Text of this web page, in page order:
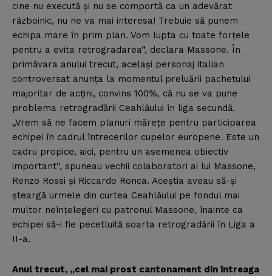
cine nu execută şi nu se comportă ca un adevărat
războinic, nu ne va mai interesa! Trebuie să punem
echipa mare în prim plan. Vom lupta cu toate forţele
pentru a evita retrogradarea“, declara Massone. În
primăvara anului trecut, acelaşi personaj italian
controversat anunţa la momentul preluării pachetului
majoritar de acţini, convins 100%, că nu se va pune
problema retrogradării Ceahlăului în liga secundă.
„Vrem să ne facem planuri măreţe pentru participarea
echipei în cadrul întrecerilor cupelor europene. Este un
cadru propice, aici, pentru un asemenea obiectiv
important“, spuneau vechii colaboratori ai lui Massone,
Renzo Rossi şi Riccardo Ronca. Aceştia aveau să-şi
şteargă urmele din curtea Ceahlăului pe fondul mai
multor neînţelegeri cu patronul Massone, înainte ca
echipei să-i fie pecetluită soarta retrogradării în Liga a
II-a.
Anul trecut, „cel mai prost cantonament din întreaga